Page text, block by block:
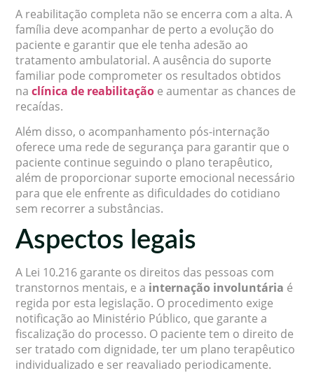
A reabilitação completa não se encerra com a alta. A
família deve acompanhar de perto a evolução do
paciente e garantir que ele tenha adesão ao
tratamento ambulatorial. A ausência do suporte
familiar pode comprometer os resultados obtidos
naclínica de reabilitação e aumentar as chances de
recaídas.
Além disso, o acompanhamento pós-internação
oferece uma rede de segurança para garantir que o
paciente continue seguindo o plano terapêutico,
além de proporcionar suporte emocional necessário
para que ele enfrente as dificuldades do cotidiano
sem recorrer a substâncias.
Aspectos legais
A Lei 10.216 garante os direitos das pessoas com
transtornos mentais, e a internação involuntária é
regida por esta legislação. O procedimento exige
notificação ao Ministério Público, que garante a
fiscalização do processo. O paciente tem o direito de
ser tratado com dignidade, ter um plano terapêutico
individualizado e ser reavaliado periodicamente.